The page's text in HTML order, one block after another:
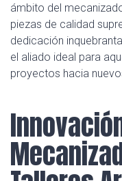
ámbito del
piezas de calidad
dedicación
el aliado ideal para
proyectos hacia